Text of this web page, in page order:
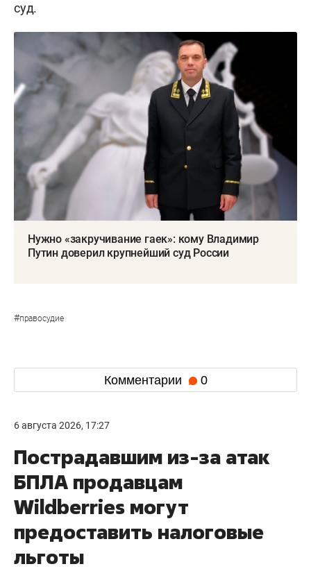
суд.
Нужно «закручивание гаек»: кому Владимир
Путин доверил крупнейший суд России
#правосудие
Комментарии 0
6 августа 2026, 17:27
Пострадавшим из-за атак
БПЛА продавцам
Wildberries могут
предоставить налоговые
льготы